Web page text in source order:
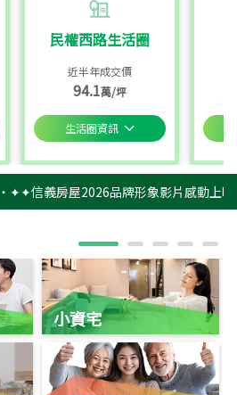
民權西路生活圈
近半年成交價
94.1萬/坪
生活圈資訊
‧✦✦信義房屋2026品牌形象影片感動上
小資宅